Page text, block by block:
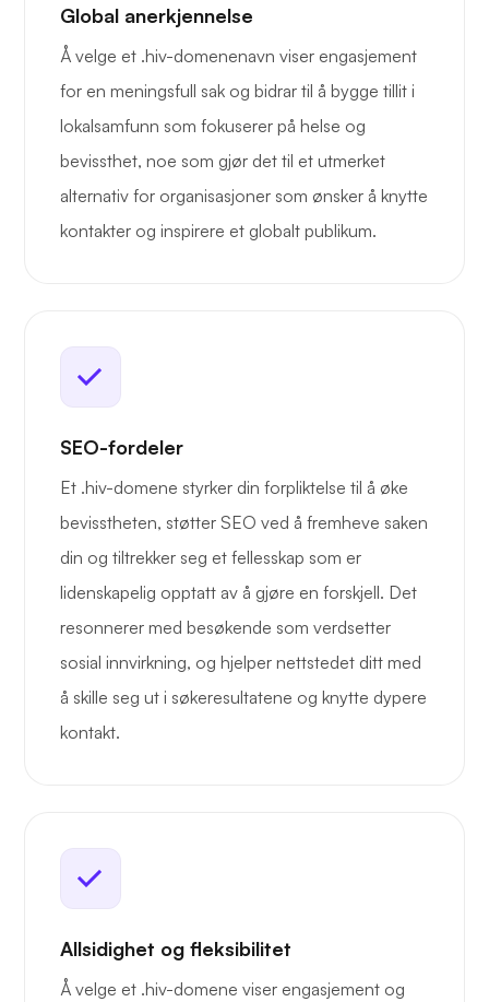
Global anerkjennelse
Å velge et .hiv-domenenavn viser engasjement
for en meningsfull sak og bidrar til å bygge tillit i
lokalsamfunn som fokuserer på helse og
bevissthet, noe som gjør det til et utmerket
alternativ for organisasjoner som ønsker å knytte
kontakter og inspirere et globalt publikum.
SEO-fordeler
Et .hiv-domene styrker din forpliktelse til å øke
bevisstheten, støtter SEO ved å fremheve saken
din og tiltrekker seg et fellesskap som er
lidenskapelig opptatt av å gjøre en forskjell. Det
resonnerer med besøkende som verdsetter
sosial innvirkning, og hjelper nettstedet ditt med
å skille seg ut i søkeresultatene og knytte dypere
kontakt.
Allsidighet og fleksibilitet
Å velge et .hiv-domene viser engasjement og